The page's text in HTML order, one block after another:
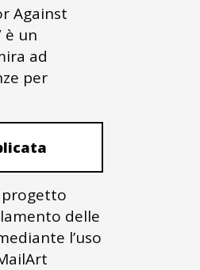
Against
è un
ad
per
progetto
delle
l’uso